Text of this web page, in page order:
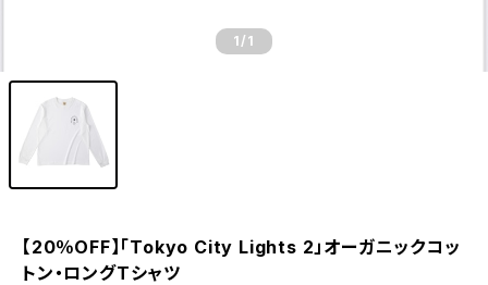
1 /1
【20％OFF】「Tokyo City Lights 2」オーガニックコッ
トン・ロングTシャツ